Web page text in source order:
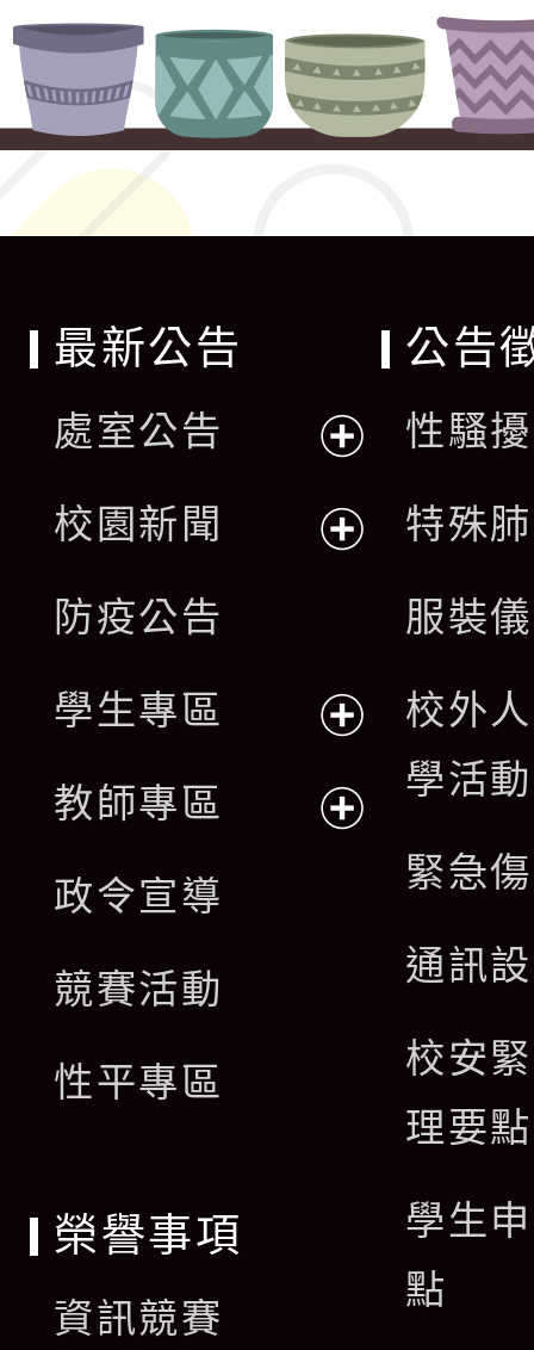
最新公告
處室公告
開
單
校園新聞
選
單
防疫公告
學生專區
開
教師專區
政令宣導
競賽活動
性平專區
公告
性騷
特殊
服裝
校外
學活
緊急
通訊
校安
理要點
學生
點
榮譽事項
資訊競賽